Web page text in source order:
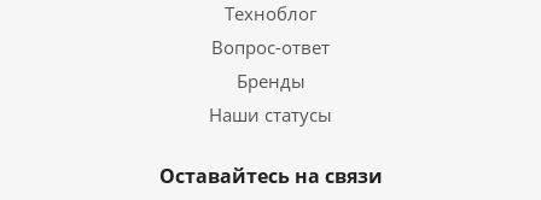
Техноблог
Вопрос-ответ
Бренды
Наши статусы
Оставайтесь на связи